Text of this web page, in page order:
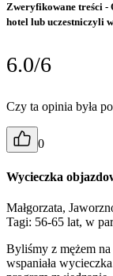
Zweryfikowane treści -
hotel lub uczestniczyli
6.0/6
Czy ta opinia była
0
Wycieczka
Małgorzata,
Tagi: 56-65 lat, w
Byliśmy z mężem
wspaniała